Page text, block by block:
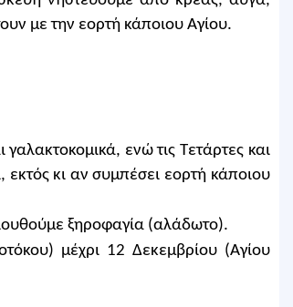
με την εορτή κάποιου Αγίου.
ενώ τις Τετάρτες και
εκτός κι αν συμπέσει εορτή κάποιου
ξηροφαγία (αλάδωτο).
μέχρι 12 Δεκεμβρίου (Αγίου